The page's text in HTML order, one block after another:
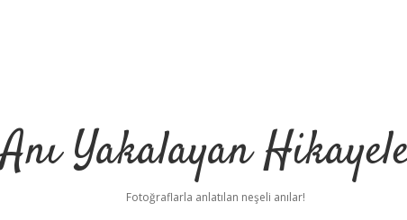
Anı Yakalayan
Fotoğraflarla anlatılan neşeli anılar!